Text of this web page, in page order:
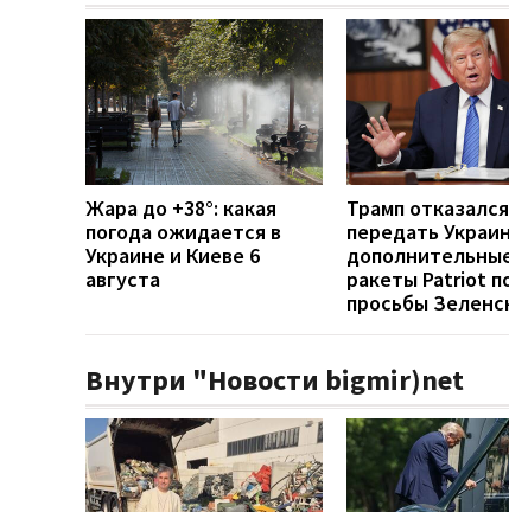
Жара до +38°: какая
погода ожидается в
Украине и Киеве 6
августа
Трамп отказался
передать
ракеты Patriot
просьбы
Внутри "Новости bigmir)net